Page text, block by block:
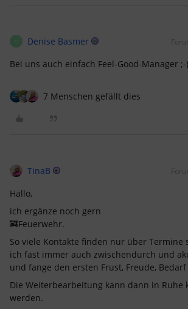
Denise Basmer
Bei uns auch einfach Feel-Good-Manager ;-)
7 Menschen gefällt dies
TinaB
Hallo,
ich ergänze noch gern
🚒Feuerwehr.
So viele Kontakte finden nur über Termine
ich fast immer auch zwischendurch und
und fange den ersten Frust, Freude,
Die Weiterbearbeitung kann dann in Ruhe
werden.